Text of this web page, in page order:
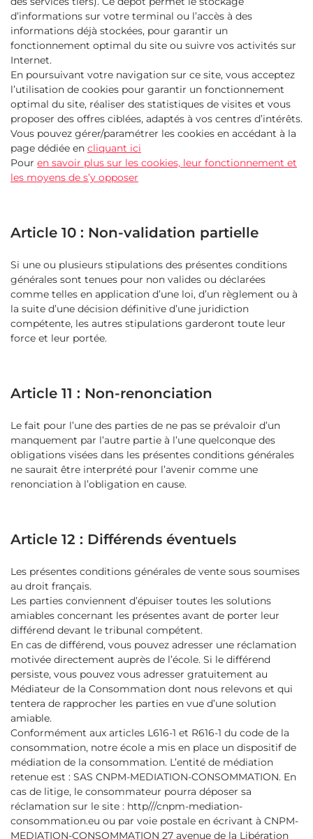
d’informations sur votre terminal ou l’accès à des
informations déjà stockées, pour garantir un
fonctionnement optimal du site ou suivre vos activités sur
Internet.
En poursuivant votre navigation sur ce site, vous acceptez
l’utilisation de cookies pour garantir un fonctionnement
optimal du site, réaliser des statistiques de visites et vous
proposer des offres ciblées, adaptés à vos centres d’intérêts.
Vous pouvez gérer/paramétrer les cookies en accédant à la
page dédiée en cliquant ici
Pour en savoir plus sur les cookies, leur fonctionnement et
les moyens de s’y opposer
Article 10 : Non-validation partielle
Si une ou plusieurs stipulations des présentes conditions
générales sont tenues pour non valides ou déclarées
comme telles en application d’une loi, d’un règlement ou à
la suite d’une décision définitive d’une juridiction
compétente, les autres stipulations garderont toute leur
force et leur portée.
Article 11 : Non-renonciation
Le fait pour l’une des parties de ne pas se prévaloir d’un
manquement par l’autre partie à l’une quelconque des
obligations visées dans les présentes conditions générales
ne saurait être interprété pour l’avenir comme une
renonciation à l’obligation en cause.
Article 12 : Différends éventuels
Les présentes conditions générales de vente sous soumises
au droit français.
Les parties conviennent d’épuiser toutes les solutions
amiables concernant les présentes avant de porter leur
différend devant le tribunal compétent.
En cas de différend, vous pouvez adresser une réclamation
motivée directement auprès de l’école. Si le différend
persiste, vous pouvez vous adresser gratuitement au
Médiateur de la Consommation dont nous relevons et qui
tentera de rapprocher les parties en vue d’une solution
amiable.
Conformément aux articles L616-1 et R616-1 du code de la
consommation, notre école a mis en place un dispositif de
médiation de la consommation. L’entité de médiation
retenue est : SAS CNPM-MEDIATION-CONSOMMATION. En
cas de litige, le consommateur pourra déposer sa
réclamation sur le site : http///cnpm-mediation-
consommation.eu ou par voie postale en écrivant à CNPM-
MEDIATION-CONSOMMATION 27 avenue de la Libération